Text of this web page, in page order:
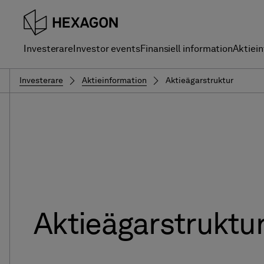
Investerare Investor eventsFinansiell information
Investerare Aktieinformation Aktieägarstruktur